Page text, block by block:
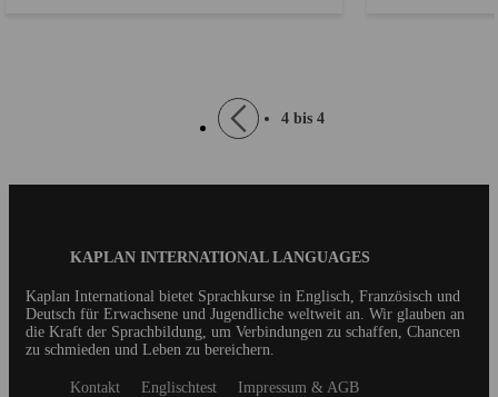
Seitennummerierung
Vorherige
Seite
4 bis 4
KAPLAN INTERNATIONAL LANGUAGES
Kaplan International bietet Sprachkurse in Englisch, Französisch und
Deutsch für Erwachsene und Jugendliche weltweit an. Wir glauben an
die Kraft der Sprachbildung, um Verbindungen zu schaffen, Chancen
zu schmieden und Leben zu bereichern.
Secondary
Kontakt Englischtest
Impressum & AGB